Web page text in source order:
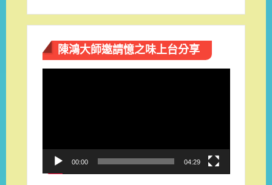
陳鴻大師邀請憶之味上台分享
00:00 04:29